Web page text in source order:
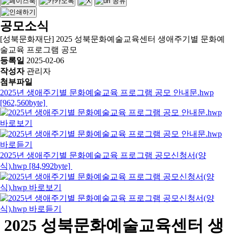
공모소식
[성북문화재단] 2025 성북문화예술교육센터 생애주기별 문화예
술교육 프로그램 공모
등록일 2025-02-06
작성자 관리자
첨부파일
2025년 생애주기별 문화예술교육 프로그램 공모 안내문.hwp
[962,560byte]
2025년 생애주기별 문화예술교육 프로그램 공모신청서(양
식).hwp [84,992byte]
2025 성북문화예술교육센터 생